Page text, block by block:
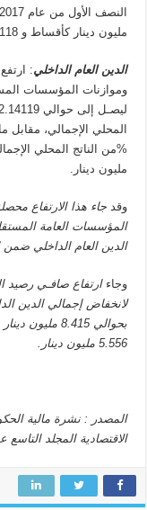
مليون دينار كأقساط و 3.118 مليون دينار كفوائد.
الدين العام الداخلي:
مليون دينار.
وقدجاء هذا الارتفاع
الدين العام الداخلي ضمن الموازنة
وجاءارتفاع صافـي رصيد
بحوالي 8.415
5.556 مليون دينار.
المصدر : نشرة مالية
الاقتصادية المجلد